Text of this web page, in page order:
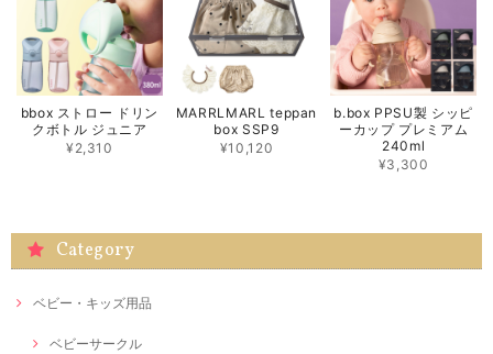
bbox ストロー ドリン
クボトル ジュニア
¥2,310
MARRLMARL teppan
box SSP9
¥10,120
b.box PPSU製 シッピ
ーカップ プレミアム
240ml
¥3,300
Category
ベビー・キッズ用品
ベビーサークル